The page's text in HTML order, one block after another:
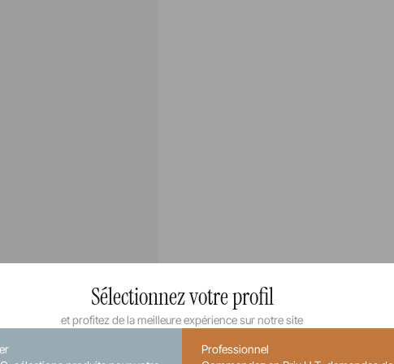
Sélectionnez votre profil
et profitez de la meilleure expérience sur notre site
Professionnel